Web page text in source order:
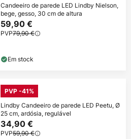
Candeeiro de parede LED Lindby Nielson,
bege, gesso, 30 cm de altura
59,90 €
PVP79,90 €
Em stock
PVP -41%
Lindby Candeeiro de parede LED Peetu, Ø
25 cm, ardósia, regulável
34,90 €
PVP59,90 €